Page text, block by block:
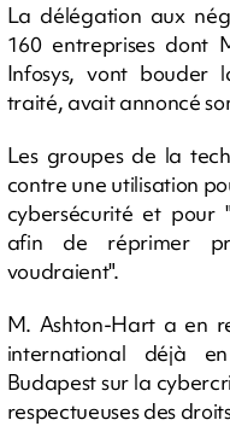
La délégation aux
160 entreprises dont
Infosys, vont bouder
traité, avait annoncé
Les groupes de la
contre une utilisation
cybersécurité et pour
afin de réprimer
voudraient".
M. Ashton-Hart a en
international déjà
Budapest sur la
respectueuses des